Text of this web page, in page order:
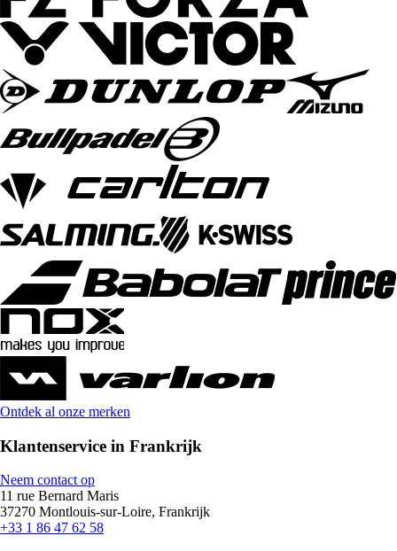
Ontdek al onze merken
Klantenservice in Frankrijk
Neem contact op
11 rue Bernard Maris
37270 Montlouis-sur-Loire, Frankrijk
+33 1 86 47 62 58